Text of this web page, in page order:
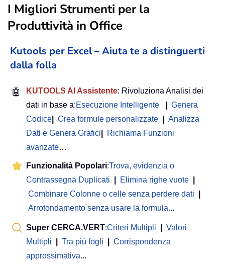
I Migliori Strumenti per la
Produttività in Office
Kutools per Excel – Aiuta te a distinguerti
dalla folla
🤖 KUTOOLS AI Assistente: Rivoluziona Analisi dei
dati in base a:Esecuzione Intelligente
Genera
Codice
Crea formule personalizzate
Analizza
Dati e Genera Grafici
Richiama Funzioni
avanzate…
Funzionalità Popolari:Trova, evidenzia o
Contrassegna Duplicati
Elimina righe vuote
Combinare Colonne o celle senza perdere dati
Arrotondamento senza usare la formula...
Super CERCA.VERT:Criteri Multipli
Valori
Multipli
Tra più fogli
Corrispondenza
approssimativa...